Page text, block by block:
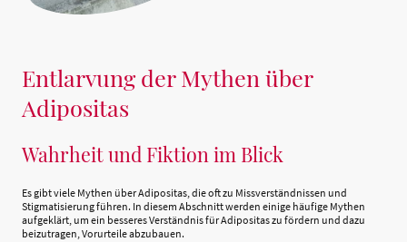
Entlarvung der Mythen über
Adipositas
Wahrheit und Fiktion im Blick
Es gibt viele Mythen über Adipositas, die oft zu Missverständnissen und
Stigmatisierung führen. In diesem Abschnitt werden einige häufige Mythen
aufgeklärt, um ein besseres Verständnis für Adipositas zu fördern und dazu
beizutragen, Vorurteile abzubauen.